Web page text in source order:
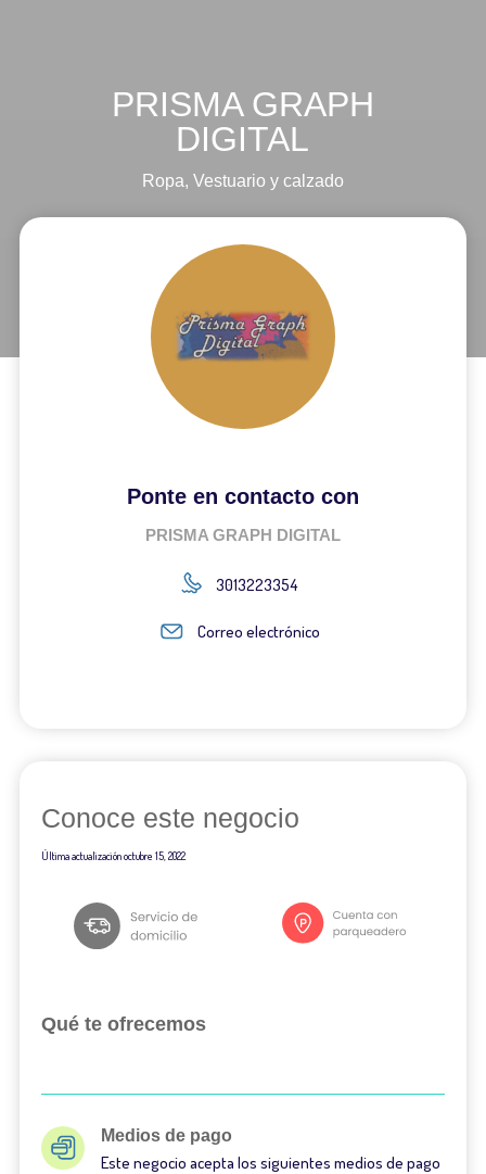
PRISMA GRAPH
DIGITAL
Ropa, Vestuario y calzado
Ponte en contacto con
PRISMA GRAPH DIGITAL
3013223354
Correo electrónico
Conoce este negocio
Última actualizaciónoctubre 15, 2022
Qué te ofrecemos
Medios de pago
Este negocio acepta los siguientes medios de pago